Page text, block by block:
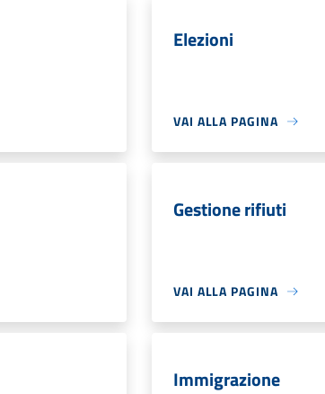
Elezioni
VAI ALLA PAGINA
Gestione rifiuti
VAI ALLA PAGINA
Immigrazione